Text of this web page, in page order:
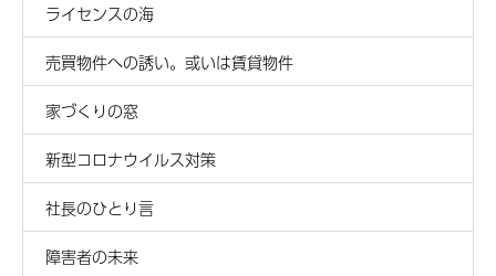
ライセンスの海
売買物件への誘い。或いは賃貸物件
家づくりの窓
新型コロナウイルス対策
社長のひとり言
障害者の未来